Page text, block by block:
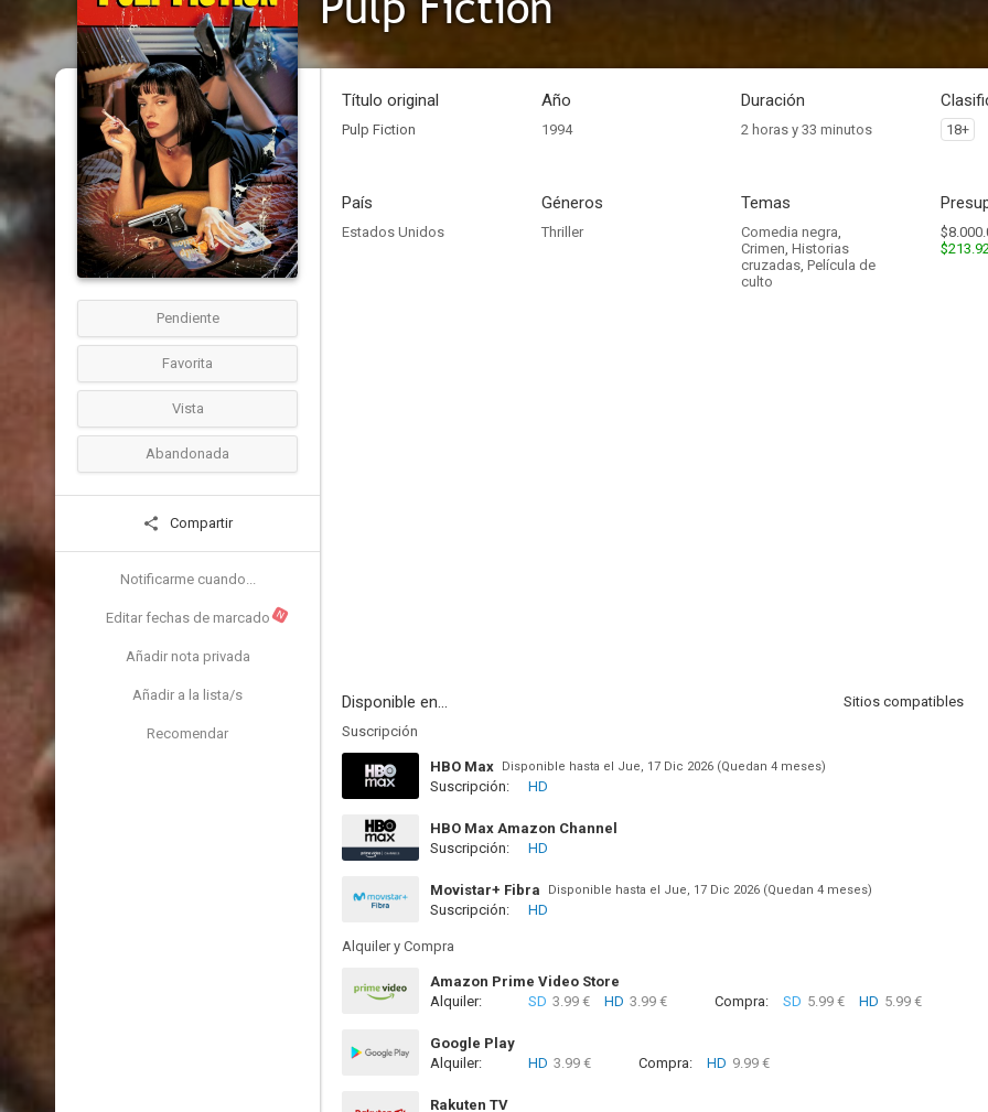
Pendiente
Favorita
Vista
Abandonada
Compartir
Notificarme cuando...
Editar fechas de marcado N
Añadir nota privada
Añadir a la lista/s
Recomendar
Título original
Pulp Fiction
Año
1994
Duración
2 horas y 33 minutos 18+
País
Estados Unidos
Géneros
Thriller
Temas
Comedia negra,
Crimen, Historias
cruzadas, Película de
culto
Disponible en...
Sitios compatibles
Suscripción
HBO Max Disponible hasta el Jue, 17 Dic 2026 (Quedan 4 meses)
Suscripción: HD
HBO Max Amazon Channel
Suscripción:
HD
Movistar+ Fibra Disponible hasta el Jue, 17 Dic 2026 (Quedan 4 meses)
Suscripción: HD
Alquiler y Compra
Amazon Prime Video Store
Alquiler:
SD 3.99 € HD 3.99 € Compra: SD 5.99 € HD 5.99 €
Google Play
Alquiler:
HD 3.99 € Compra: HD 9.99 €
Rakuten TV